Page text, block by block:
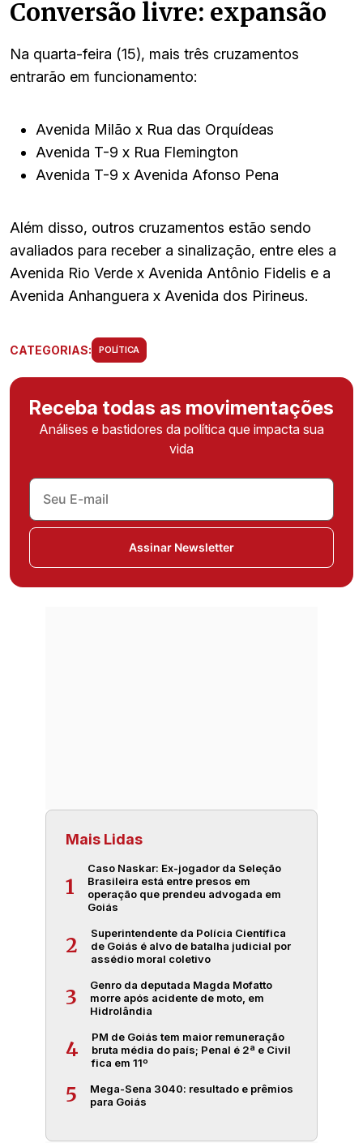
Conversão livre: expansão
Na quarta-feira (15), mais três cruzamentos
entrarão em funcionamento:
Avenida Milão x Rua das Orquídeas
Avenida T-9 x Rua Flemington
Avenida T-9 x Avenida Afonso Pena
Além disso, outros cruzamentos estão sendo
avaliados para receber a sinalização, entre eles a
Avenida Rio Verde x Avenida Antônio Fidelis e a
Avenida Anhanguera x Avenida dos Pirineus.
CATEGORIAS: POLÍTICA
Receba todas as movimentações
Análises e bastidores da política que impacta sua
vida
Assinar Newsletter
Mais Lidas
1
Caso Naskar: Ex-jogador da Seleção
Brasileira está entre presos em
operação que prendeu advogada em
Goiás
2
Superintendente da Polícia Científica
de Goiás é alvo de batalha judicial por
assédio moral coletivo
3
Genro da deputada Magda Mofatto
morre após acidente de moto, em
Hidrolândia
4
PM de Goiás tem maior remuneração
bruta média do país; Penal é 2ª e Civil
fica em 11º
5
Mega-Sena 3040: resultado e prêmios
para Goiás